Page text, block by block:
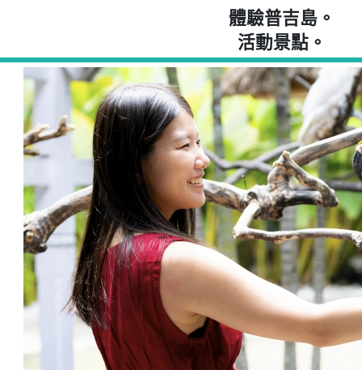
體驗普吉島。
活動景點。